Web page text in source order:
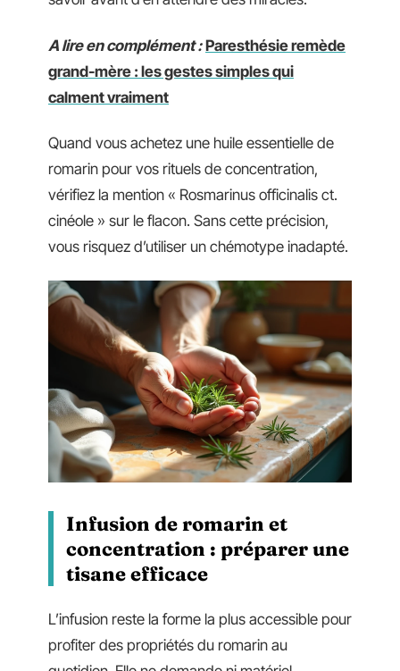
A lire en complément : Paresthésie remède
grand-mère : les gestes simples qui
calment vraiment
Quand vous achetez une huile essentielle de
romarin pour vos rituels de concentration,
vérifiez la mention « Rosmarinus officinalis ct.
cinéole » sur le flacon. Sans cette précision,
vous risquez d’utiliser un chémotype inadapté.
Infusion de romarin et
concentration : préparer une
tisane efficace
L’infusion reste la forme la plus accessible pour
profiter des propriétés du romarin au